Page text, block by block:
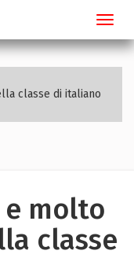
classe di italiano
molto
classe